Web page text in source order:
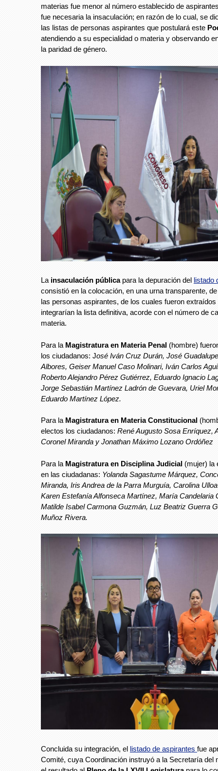
materias fue menor al número establecido de
fue necesaria la insaculación; en razón de lo cual, se
las listas de personas aspirantes que postulará este
atendiendo a su especialidad o materia y observando
la paridad de género.
La insaculación pública para la depuración del listado
consistió en la colocación, en una urna transparente,
las personas aspirantes, de los cuales fueron extraídos
integrarían la lista definitiva, acorde con el número de
materia.
Para la Magistratura en Materia Penal (hombre)
los ciudadanos: José Iván Cruz Durán, José
Albores, Geiser Manuel Caso Molinari, Iván Carlos
Roberto Alejandro Pérez Gutiérrez, Eduardo Ignacio
Jorge Sebastián Martínez Ladrón de Guevara, Uriel
Eduardo Martínez López.
Para la Magistratura en Materia Constitucional
electos los ciudadanos: René Augusto Sosa Enríquez,
Coronel Miranda y Jonathan Máximo Lozano Ordóñez
Para la Magistratura en Disciplina Judicial (mujer) la
en las ciudadanas: Yolanda Sagastume Márquez,
Miranda, Iris Andrea de la Parra Murguía, Carolina
Karen Estefanía Alfonseca Martínez, María Candelaria
Matilde Isabel Carmona Guzmán, Luz Beatriz Guerra
Muñoz Rivera.
Concluida su integración, el listado de aspirantes fue
Comité, cuya Coordinación instruyó a la Secretaría del